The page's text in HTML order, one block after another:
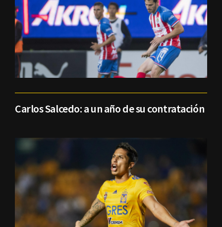
Carlos Salcedo: a un año de su contratación